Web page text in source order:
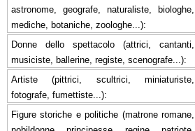
astronome, geografe, naturaliste, biologhe,
mediche, botaniche, zoologhe...):
Donne dello spettacolo (attrici, cantanti,
musiciste, ballerine, registe, scenografe...):
Artiste (pittrici, scultrici, miniaturiste,
fotografe, fumettiste...):
Figure storiche e politiche (matrone romane,